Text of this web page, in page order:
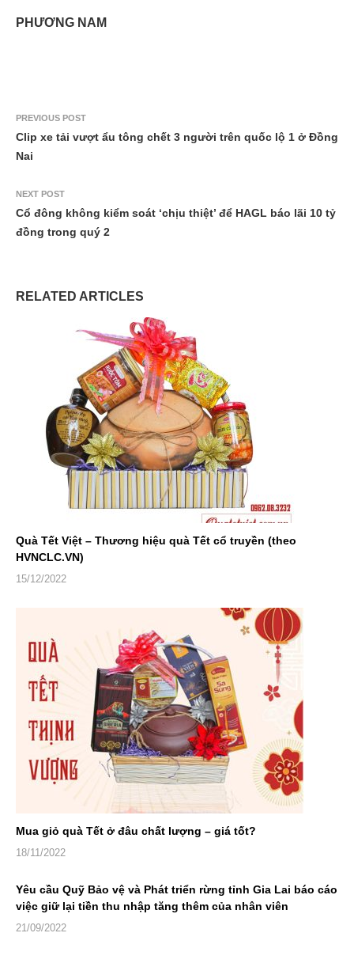
PHƯƠNG NAM
PREVIOUS POST
Clip xe tải vượt ẩu tông chết 3 người trên quốc lộ 1 ở Đồng
Nai
NEXT POST
Cổ đông không kiểm soát ‘chịu thiệt’ để HAGL báo lãi 10 tỷ
đồng trong quý 2
RELATED ARTICLES
Quà Tết Việt – Thương hiệu quà Tết cổ truyền (theo
HVNCLC.VN)
15/12/2022
Mua giỏ quà Tết ở đâu chất lượng – giá tốt?
18/11/2022
Yêu cầu Quỹ Bảo vệ và Phát triển rừng tỉnh Gia Lai báo cáo
việc giữ lại tiền thu nhập tăng thêm của nhân viên
21/09/2022